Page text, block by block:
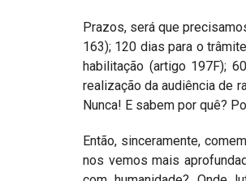
Prazos, será que
163); 120 dias para o
habilitação (artigo 197F);
realização da audiência de
Nunca! E sabem por quê?
Então, sinceramente,
nos vemos mais